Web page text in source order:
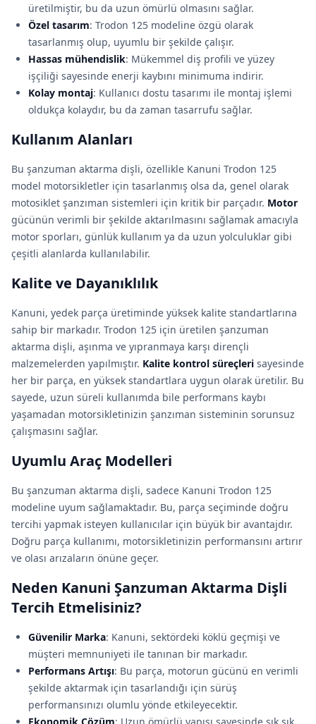
üretilmiştir, bu da uzun ömürlü olmasını sağlar.
Özel tasarım: Trodon 125 modeline özgü olarak
tasarlanmış olup, uyumlu bir şekilde çalışır.
Hassas mühendislik: Mükemmel diş profili ve yüzey
işçiliği sayesinde enerji kaybını minimuma indirir.
Kolay montaj: Kullanıcı dostu tasarımı ile montaj işlemi
oldukça kolaydır, bu da zaman tasarrufu sağlar.
Kullanım Alanları
Bu şanzuman aktarma dişli, özellikle Kanuni Trodon 125
model motorsikletler için tasarlanmış olsa da, genel olarak
motosiklet şanzıman sistemleri için kritik bir parçadır. Motor
gücünün verimli bir şekilde aktarılmasını sağlamak amacıyla
motor sporları, günlük kullanım ya da uzun yolculuklar gibi
çeşitli alanlarda kullanılabilir.
Kalite ve Dayanıklılık
Kanuni, yedek parça üretiminde yüksek kalite standartlarına
sahip bir markadır. Trodon 125 için üretilen şanzuman
aktarma dişli, aşınma ve yıpranmaya karşı dirençli
malzemelerden yapılmıştır. Kalite kontrol süreçleri sayesinde
her bir parça, en yüksek standartlara uygun olarak üretilir. Bu
sayede, uzun süreli kullanımda bile performans kaybı
yaşamadan motorsikletinizin şanzıman sisteminin sorunsuz
çalışmasını sağlar.
Uyumlu Araç Modelleri
Bu şanzuman aktarma dişli, sadece Kanuni Trodon 125
modeline uyum sağlamaktadır. Bu, parça seçiminde doğru
tercihi yapmak isteyen kullanıcılar için büyük bir avantajdır.
Doğru parça kullanımı, motorsikletinizin performansını artırır
ve olası arızaların önüne geçer.
Neden Kanuni Şanzuman Aktarma Dişli
Tercih Etmelisiniz?
Güvenilir Marka: Kanuni, sektördeki köklü geçmişi ve
müşteri memnuniyeti ile tanınan bir markadır.
Performans Artışı: Bu parça, motorun gücünü en verimli
şekilde aktarmak için tasarlandığı için sürüş
performansınızı olumlu yönde etkileyecektir.